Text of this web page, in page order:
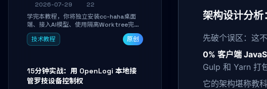
2026-07-29
22
学完本教程，你将独立安装cc-haha桌面
端、接入AI模型、使用隔离Worktree完成
真实开发任务，并通过Diff审阅面板安全落
地AI代码改写。告别终端黑盒操作，让AI在
技术教程 原创
15分钟实战：用 OpenLogi 本地接
管罗技设备控制权
架构设计分
先破个误区：这
0% 客户端
Gulp 和 Yarn 打
它的架构堪称教